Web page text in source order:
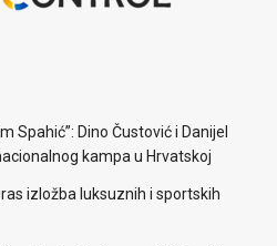
Spahić”: Dino Čustović i Danijel
kampa u Hrvatskoj
izložba luksuznih i sportskih